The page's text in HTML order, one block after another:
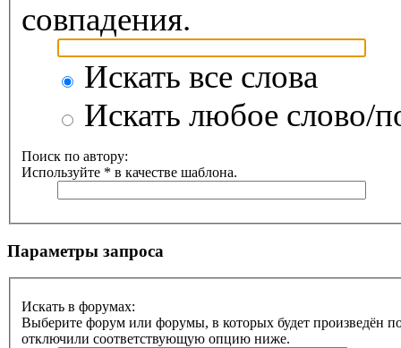
совпадения.
Искать все слова
Искать любое слово/
Поиск по автору:
Используйте * в качестве шаблона.
Параметры запроса
Искать в форумах:
Выберите форум или форумы, в которых будет произведён
отключили соответствующую опцию ниже.